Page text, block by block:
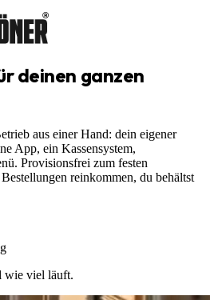
deinen ganzen
aus einer Hand: dein eigener
App, ein Kassensystem,
Provisionsfrei zum festen
reinkommen, du behältst
wie viel läuft.